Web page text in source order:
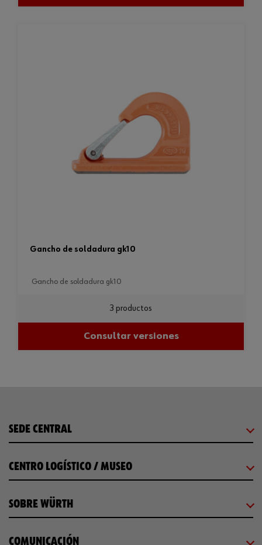
gancho de soldadura gk10
gancho de soldadura gk10
3 productos
Consultar versiones
SEDE CENTRAL
CENTRO LOGÍSTICO / MUSEO
SOBRE WÜRTH
COMUNICACIÓN